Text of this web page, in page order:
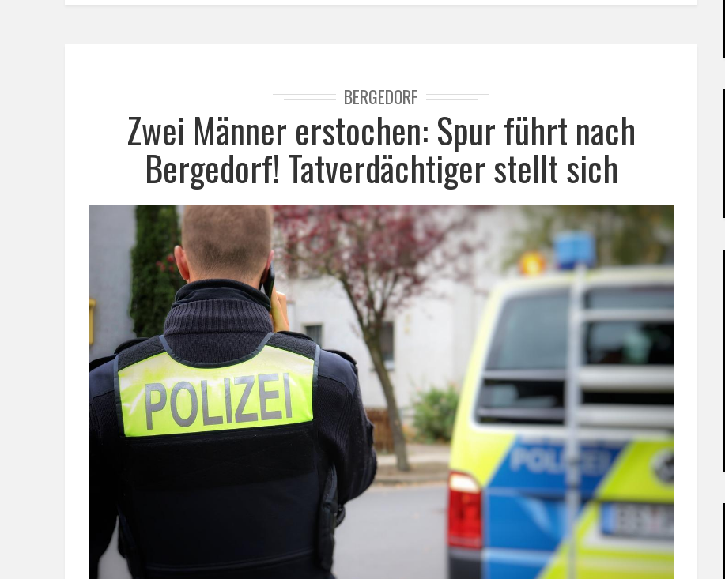
BERGEDORF
Zwei Männer erstochen: Spur führt nach
Bergedorf! Tatverdächtiger stellt sich